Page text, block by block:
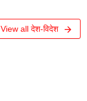
View all देश-विदेश